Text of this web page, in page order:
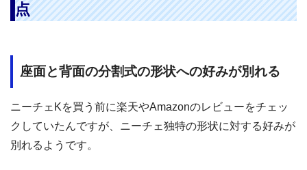
点
座面と背面の分割式の形状への好みが別れる
ニーチェKを買う前に楽天やAmazonのレビューをチェッ
クしていたんですが、ニーチェ独特の形状に対する好みが
別れるようです。